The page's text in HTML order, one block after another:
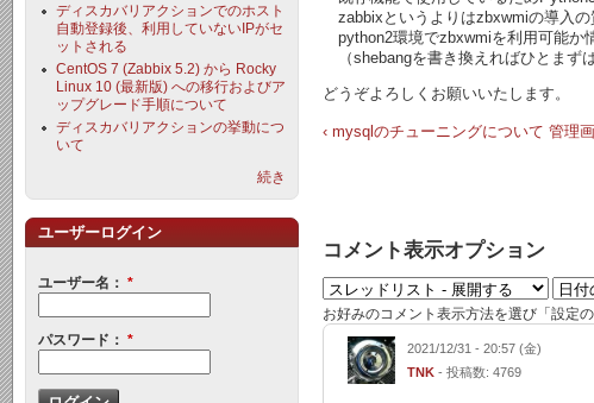
zabbixというよりはzbxwmiの導入の
python2環境でzbxwmiを利用可能か
（shebangを書き換えればひとまず
どうぞよろしくお願いいたします。
‹ mysqlのチューニングについて 管理
コメント表示オプション
お好みのコメント表示方法を選び「設定
2021/12/31 - 20:57 (金)
TNK - 投稿数: 4769
ディスカバリアクションでのホスト
自動登録後、利用していないIPがセ
ットされる
CentOS 7 (Zabbix 5.2) から Rocky
Linux 10 (最新版) への移行およびア
ップグレード手順について
ディスカバリアクションの挙動につ
いて
続き
ユーザーログイン
ユーザー名： *
パスワード： *